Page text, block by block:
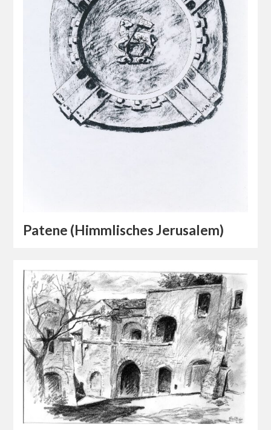
Patene (Himmlisches Jerusalem)